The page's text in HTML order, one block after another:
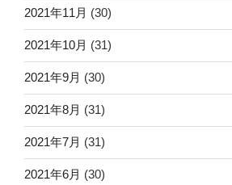
2021年11月 (30)
2021年10月 (31)
2021年9月 (30)
2021年8月 (31)
2021年7月 (31)
2021年6月 (30)